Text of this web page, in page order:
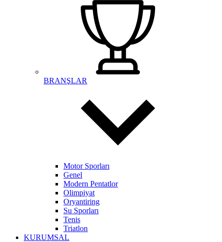
BRANŞLAR
Motor Sporları
Genel
Modern Pentatlor
Olimpiyat
Oryantiring
Su Sporları
Tenis
Triatlon
KURUMSAL